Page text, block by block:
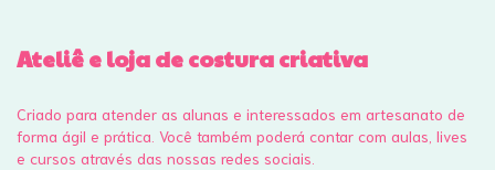
Ateliê e loja de costura criativa
Criado para atender as alunas e interessados em artesanato de
forma ágil e prática. Você também poderá contar com aulas, lives
e cursos através das nossas redes sociais.